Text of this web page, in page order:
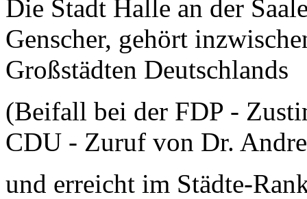
Die Stadt Halle an der
Genscher, gehört
Großstädten Deutschlands
(Beifall bei der FDP -
CDU - Zuruf von Dr.
und erreicht im Städte-